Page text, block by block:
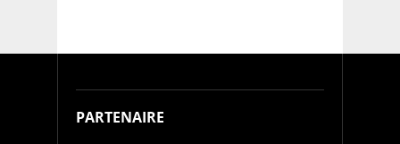
PARTENAIRE